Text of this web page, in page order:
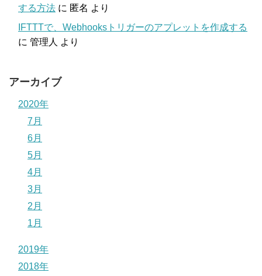
する方法 に 匿名 より
IFTTTで、Webhooksトリガーのアプレットを作成する
に 管理人 より
アーカイブ
2020年
7月
6月
5月
4月
3月
2月
1月
2019年
2018年